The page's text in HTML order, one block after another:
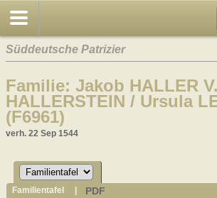
Süddeutsche Patrizier
Familie: Jakob HALLER V.
HALLERSTEIN / Ursula
(F6961)
verh. 22 Sep 1544
Familientafel PDF